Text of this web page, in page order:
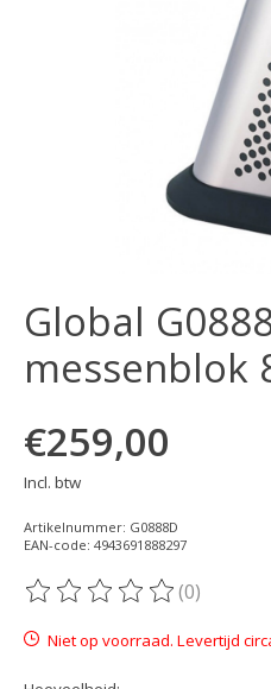
Global
messenblok
€259,00
Incl. btw
Artikelnummer: G0888D
EAN-code: 4943691888297
De beoordeling van dit
(0)
Niet op voorraad. Levertijd